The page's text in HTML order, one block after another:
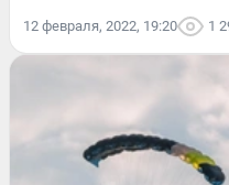
12 февраля, 2022, 19:20 1